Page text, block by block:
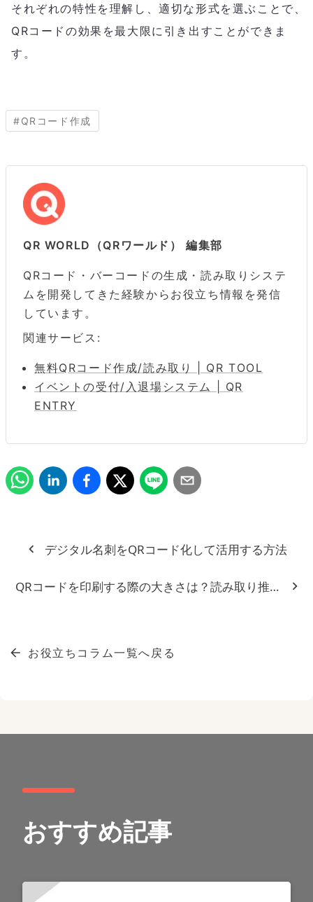
それぞれの特性を理解し、適切な形式を選ぶことで、
QRコードの効果を最大限に引き出すことができま
す。
#QRコード作成
QR WORLD（QRワールド） 編集部
QRコード・バーコードの生成・読み取りシステ
ムを開発してきた経験からお役立ち情報を発信
しています。
関連サービス:
無料QRコード作成/読み取り | QR TOOL
イベントの受付/入退場システム | QR
ENTRY
デジタル名刺をQRコード化して活用する方法
QRコードを印刷する際の大きさは？読み取り推奨・最
お役立ちコラム一覧へ戻る
おすすめ記事